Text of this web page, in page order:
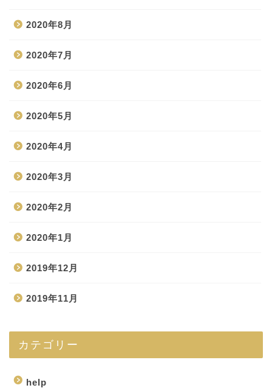
2020年8月
2020年7月
2020年6月
2020年5月
2020年4月
2020年3月
2020年2月
2020年1月
2019年12月
2019年11月
カテゴリー
help